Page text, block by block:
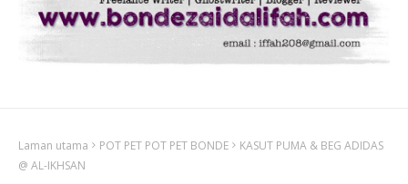
Laman utama POT PET POT PET BONDE
KASUT PUMA & BEG ADIDAS
@ AL-IKHSAN